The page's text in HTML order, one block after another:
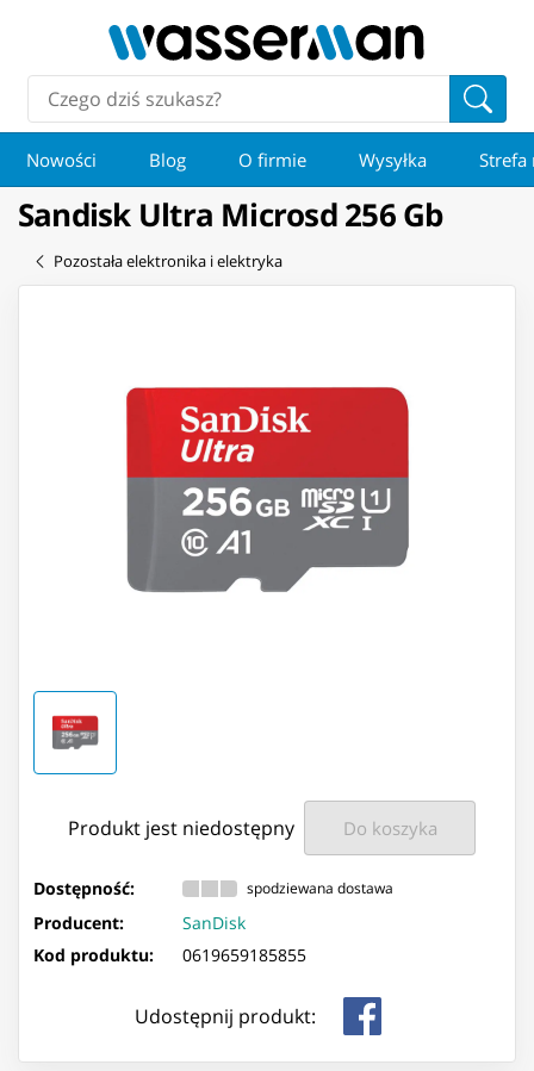
Nowości Blog O firmie Wysyłka Strefa
Sandisk Ultra Microsd 256 Gb
Pozostała elektronika i elektryka
Produkt jest niedostępny Do koszyka
Dostępność: spodziewana dostawa
Producent:
SanDisk
Kod produktu:
0619659185855
Udostępnij produkt: